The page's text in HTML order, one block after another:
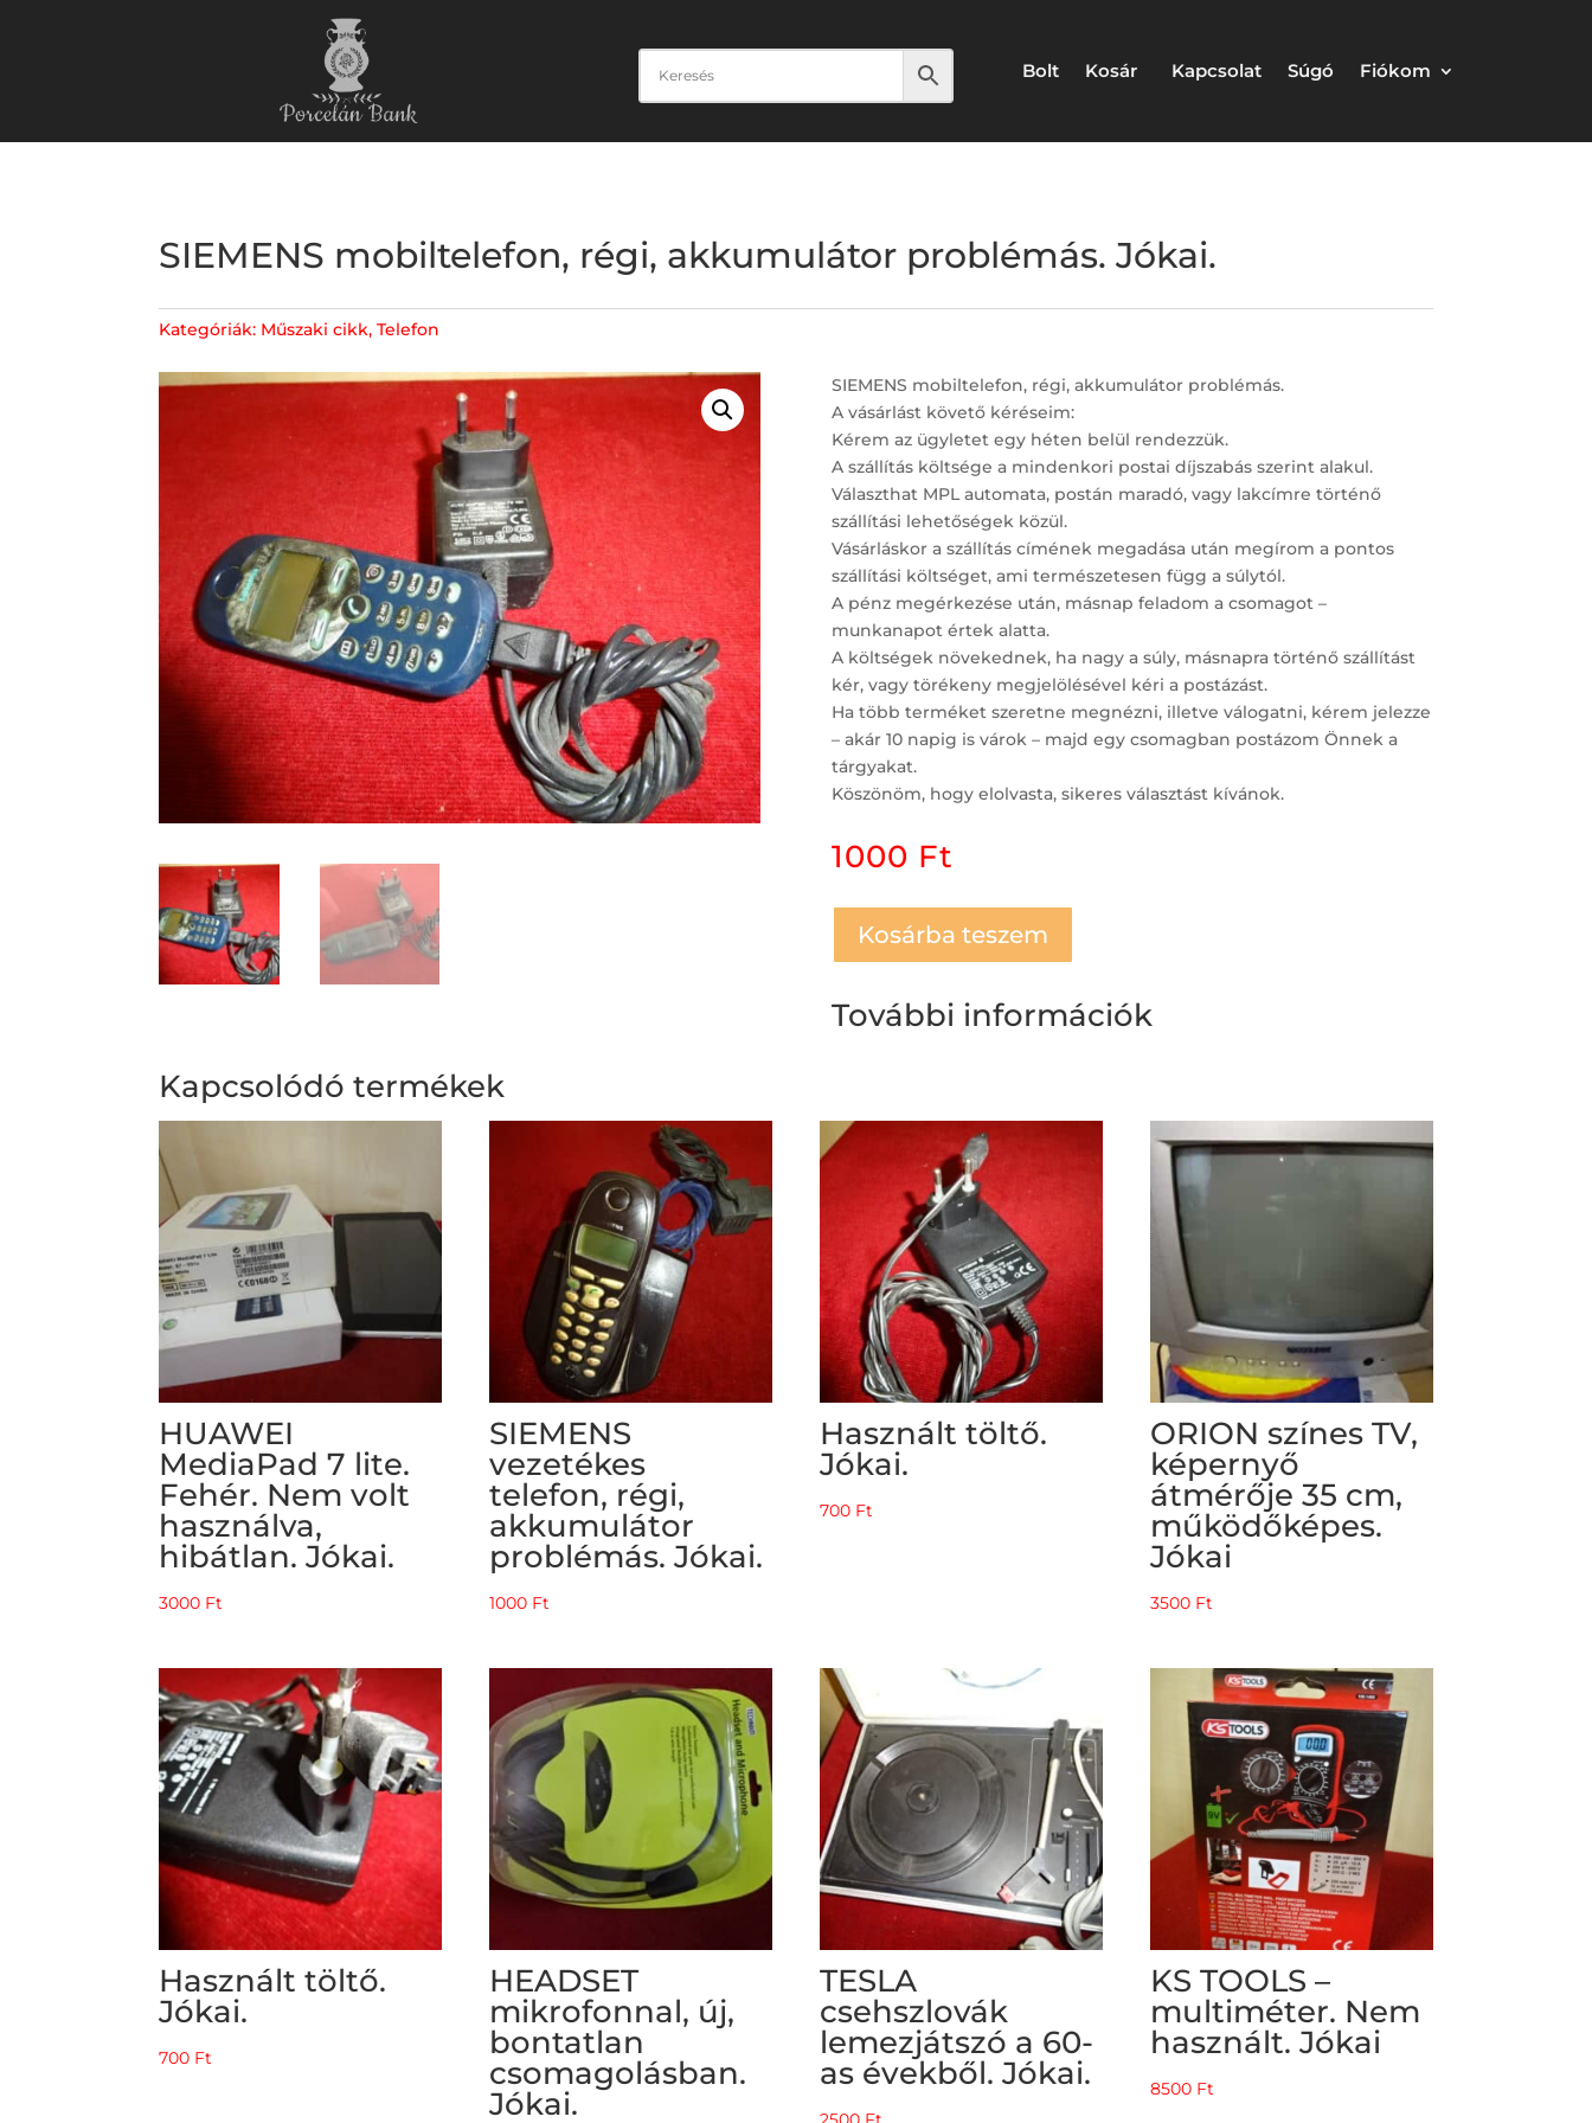
Bolt Kosár Kapcsolat Súgó Fiókom
SIEMENS mobiltelefon, régi, akkumulátor problémás. Jókai.
Kategóriák: Műszaki cikk,Telefon
SIEMENS mobiltelefon, régi, akkumulátor problémás.
A vásárlást követő kéréseim:
Kérem az ügyletet egy héten belül rendezzük.
A szállítás költsége a mindenkori postai díjszabás szerint alakul.
Választhat MPL automata, postán maradó, vagy lakcímre történő
szállítási lehetőségek közül.
Vásárláskor a szállítás címének megadása után megírom a pontos
szállítási költséget, ami természetesen függ a súlytól.
A pénz megérkezése után, másnap feladom a csomagot –
munkanapot értek alatta.
A költségek növekednek, ha nagy a súly, másnapra történő szállítást
kér, vagy törékeny megjelölésével kéri a postázást.
Ha több terméket szeretne megnézni, illetve válogatni, kérem jelezze
– akár 10 napig is várok – majd egy csomagban postázom Önnek a
tárgyakat.
Köszönöm, hogy elolvasta, sikeres választást kívánok.
1000 Ft
Kosárba teszem
További információk
Kapcsolódó termékek
HUAWEI
MediaPad 7 lite.
Fehér. Nem volt
használva,
hibátlan. Jókai.
3000 Ft
SIEMENS
vezetékes
telefon, régi,
akkumulátor
problémás. Jókai.
1000 Ft
Használt töltő.
Jókai.
700 Ft
ORION színes TV,
képernyő
átmérője 35 cm,
működőképes.
Jókai
3500 Ft
Használt töltő.
Jókai.
700 Ft
HEADSET
mikrofonnal, új,
bontatlan
csomagolásban.
Jókai.
TESLA
csehszlovák
lemezjátszó a 60-
as évekből. Jókai.
KS TOOLS –
multiméter. Nem
használt. Jókai
8500 Ft